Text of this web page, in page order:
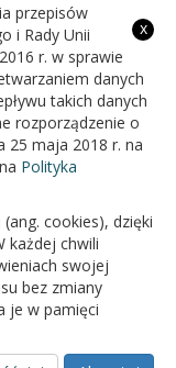
BIAŁOPOLE
x
przepisów
i Rady Unii
r. w sprawie
danych
takich danych
rozporządzenie o
25 maja 2018 r. na
Polityka
cookies), dzięki
każdej chwili
swojej
bez zmiany
je w pamięci